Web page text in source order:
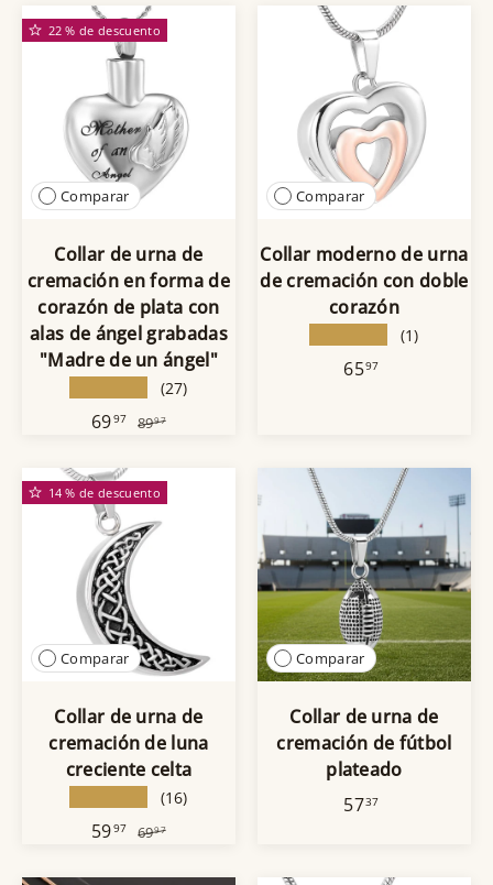
22 % de descuento
Comparar
Collar de urna de
cremación en forma de
corazón de plata con
alas de ángel grabadas
"Madre de un ángel"
(27)
6997 8997
Comparar
Collar moderno de urna
de cremación con doble
corazón
(1)
6597
14 % de descuento
Comparar
Collar de urna de
cremación de luna
creciente celta
(16)
5997 6997
Comparar
Collar de urna de
cremación de fútbol
plateado
5737